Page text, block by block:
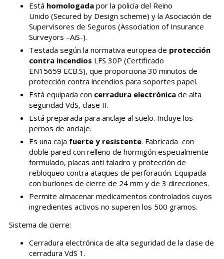
Está homologadapor la policía del Reino
Unido (Secured by Design scheme) y la Asociación de
Supervisores de Seguros (Association of Insurance
Surveyors –AiS-).
Testada según la normativa europea de protección
contra incendios LFS 30P (Certificado
EN15659 ECB.S), que proporciona 30 minutos de
protección contra incendios para soportes papel.
Está equipada con cerradura electrónicade alta
seguridad VdS, clase II.
Está preparada para anclaje al suelo. Incluye los
pernos de anclaje.
Es una caja fuerte y resistente. Fabricada con
doble pared con relleno de hormigón especialmente
formulado, placas anti taladro y protección de
rebloqueo contra ataques de perforación. Equipada
con burlones de cierre de 24 mm y de 3 direcciones.
Permite almacenar medicamentos controlados cuyos
ingredientes activos no superen los 500 gramos.
Sistema de cierre:
Cerradura electrónica de alta seguridad de la clase de
cerradura VdS 1.